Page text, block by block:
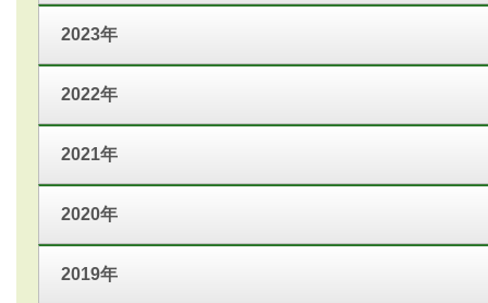
2023年
2022年
2021年
2020年
2019年